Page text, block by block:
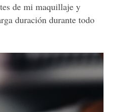
de mi maquillaje y
duración durante todo